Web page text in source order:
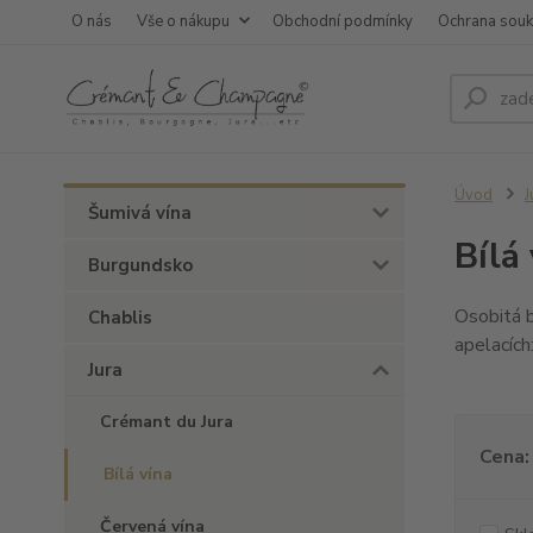
O nás Vše o nákupu Obchodní podmínky Ochrana
Šumivá vína
Burgundsko
Chablis
Jura
Crémant du Jura
Bílá vína
Červená vína
Úvod
Bílá
Osobitá
Cena: